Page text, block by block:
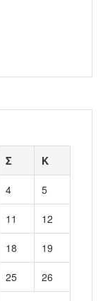
Σ Κ
4 5
11 12
18 19
25 26